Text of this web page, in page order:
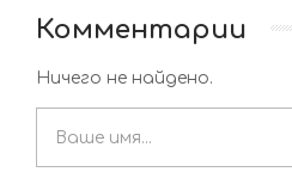
Комментарии
Ничего не найдено.